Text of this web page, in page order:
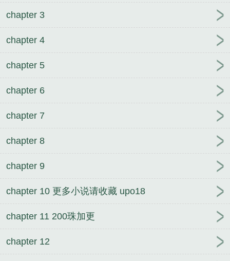
chapter 3
chapter 4
chapter 5
chapter 6
chapter 7
chapter 8
chapter 9
chapter 10 更多小说请收藏 upo18
chapter 11 200珠加更
chapter 12